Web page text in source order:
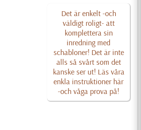
Det är enkelt -och
väldigt roligt- att
komplettera sin
inredning med
schabloner! Det är inte
alls så svårt som det
kanske ser ut! Läs våra
enkla instruktioner här
-och våga prova på!